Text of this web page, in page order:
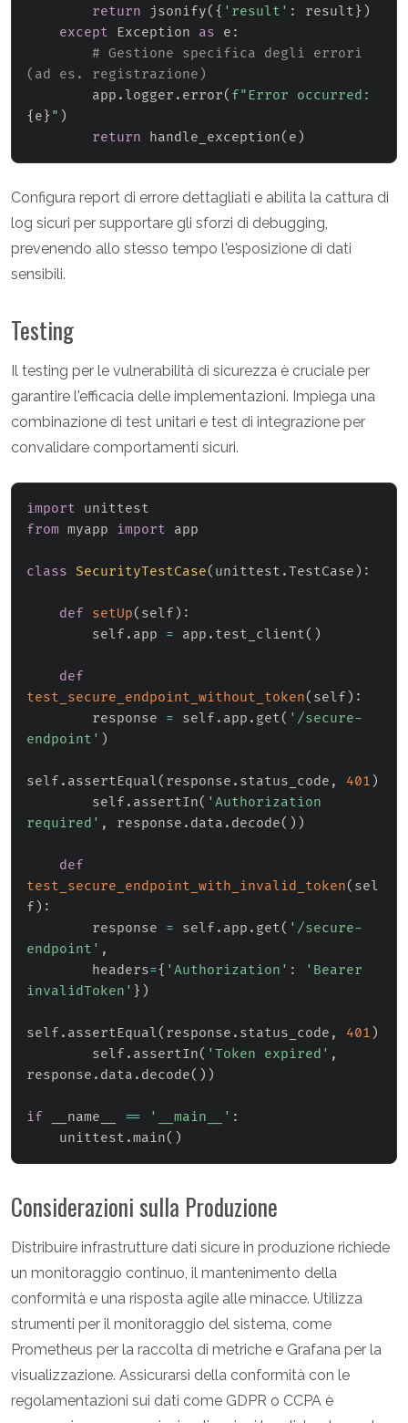
return jsonify( { 'result' : result } )
except Exception as e :
# Gestione specifica degli errori
(ad es. registrazione)
        app
. logger . error(
{ e } " )
return handle_exception( e )
Configura report di errore dettagliati e abilita la cattura di
log sicuri per supportare gli sforzi di debugging,
prevenendo allo stesso tempo l'esposizione di dati
sensibili.
Testing
Il testing per le vulnerabilità di sicurezza è cruciale per
garantire l'efficacia delle implementazioni. Impiega una
combinazione di test unitari e test di integrazione per
convalidare comportamenti sicuri.
import
from myapp import app
class SecurityTestCase( unittest .TestCase ) :
def setUp( self ) :
        self
. app = app . test_client( )
def
test_secure_endpoint_without_token( self ) :
        response
= self . app . get( '/secure-
endpoint' )
self . assertEqual( response . status_code , 401 )
        self
. assertIn( 'Authorization
required' , response . data . decode( ) )
def
test_secure_endpoint_with_invalid_token( sel
f ) :
        response
= self . app . get( '/secure-
endpoint' ,
        headers
={ 'Authorization' :
'Bearer
invalidToken' } )
self . assertEqual( response . status_code , 401 )
        self
. assertIn( 'Token expired' ,
response . data . decode( ) )
if __name__ == '__main__' :
    unittest
.main( )
Considerazioni sulla Produzione
Distribuire infrastrutture dati sicure in produzione richiede
un monitoraggio continuo, il mantenimento della
conformità e una risposta agile alle minacce. Utilizza
strumenti per il monitoraggio del sistema, come
Prometheus per la raccolta di metriche e Grafana per la
visualizzazione. Assicurarsi della conformità con le
regolamentazioni sui dati come GDPR o CCPA è